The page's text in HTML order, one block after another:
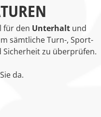
für den Unterhalt und
sämtliche Turn-, Sport-
zu überprüfen.
da.